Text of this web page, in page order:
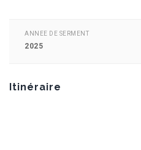
ANNEE DE SERMENT
2025
Itinéraire